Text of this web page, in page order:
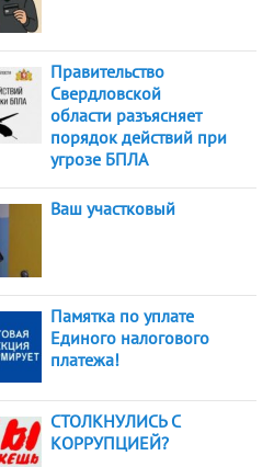
Правительство
Свердловской
области разъясняет
порядок действий при
угрозе БПЛА
Ваш участковый
Памятка по уплате
Единого налогового
платежа!
СТОЛКНУЛИСЬ С
КОРРУПЦИЕЙ?